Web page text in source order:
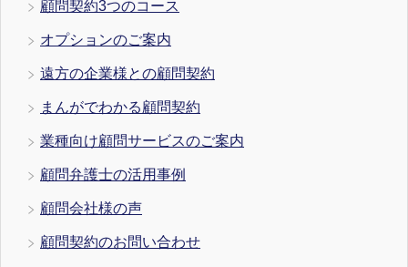
顧問契約3つのコース
オプションのご案内
遠方の企業様との顧問契約
まんがでわかる顧問契約
業種向け顧問サービスのご案内
顧問弁護士の活用事例
顧問会社様の声
顧問契約のお問い合わせ